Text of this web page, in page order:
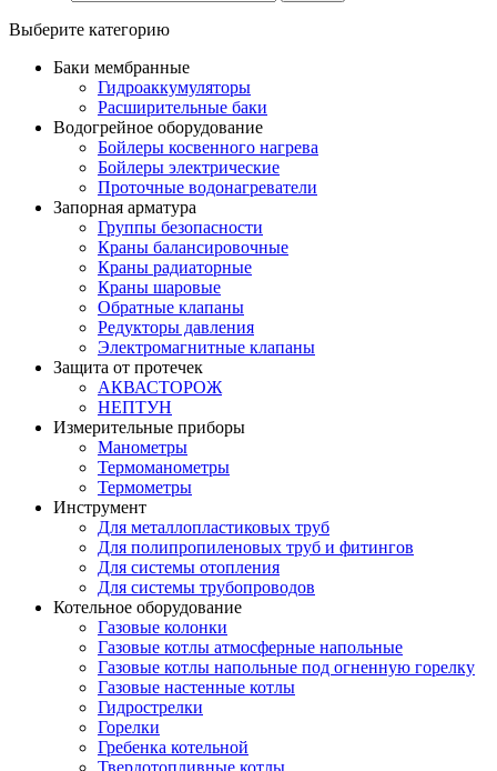
Выберите категорию
Баки мембранные
Гидроаккумуляторы
Расширительные баки
Водогрейное оборудование
Бойлеры косвенного нагрева
Бойлеры электрические
Проточные водонагреватели
Запорная арматура
Группы безопасности
Краны балансировочные
Краны радиаторные
Краны шаровые
Обратные клапаны
Редукторы давления
Электромагнитные клапаны
Защита от протечек
АКВАСТОРОЖ
НЕПТУН
Измерительные приборы
Манометры
Термоманометры
Термометры
Инструмент
Для металлопластиковых труб
Для полипропиленовых труб и фитингов
Для системы отопления
Для системы трубопроводов
Котельное оборудование
Газовые колонки
Газовые котлы атмосферные напольные
Газовые котлы напольные под огненную горелку
Газовые настенные котлы
Гидрострелки
Горелки
Гребенка котельной
Твердотопливные котлы